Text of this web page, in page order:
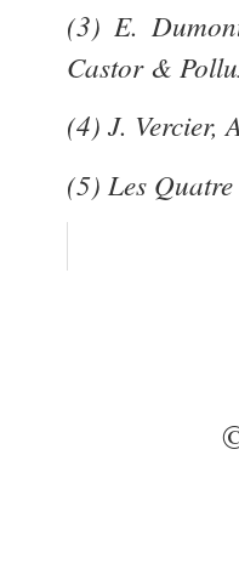
(3) E.
Castor &
(4) J. Vercier,
(5) Les